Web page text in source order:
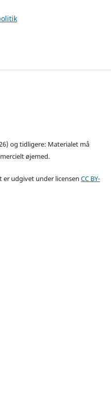
og tidligere: Materialet må
øjemed.
udgivet under licensen CC BY-